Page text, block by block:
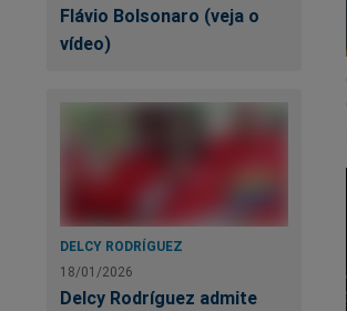
Flávio Bolsonaro (veja o
vídeo)
DELCY RODRÍGUEZ
18/01/2026
Delcy Rodríguez admite